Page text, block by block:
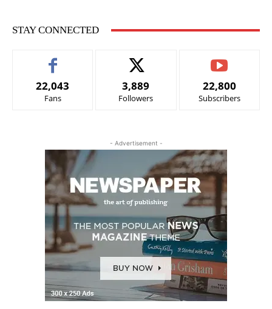
STAY CONNECTED
22,043
Fans
3,889
Followers
22,800
Subscribers
- Advertisement -